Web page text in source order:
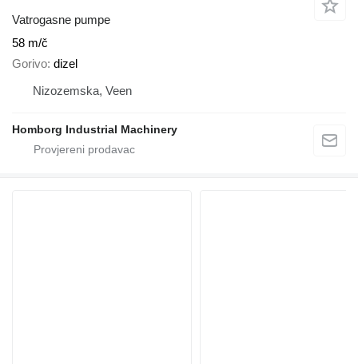
Vatrogasne pumpe
58 m/č
Gorivo dizel
Nizozemska, Veen
Homborg Industrial Machinery